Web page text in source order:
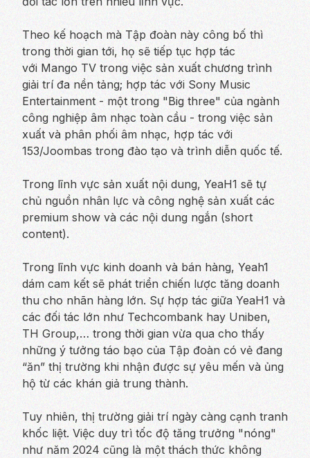
Theo kế hoạch mà Tập đoàn này công bố thì
trong thời gian tới, họ sẽ tiếp tục hợp tác
với Mango TV trong việc sản xuất chương trình
giải trí đa nền tảng; hợp tác với Sony Music
Entertainment - một trong "Big three" của ngành
công nghiệp âm nhạc toàn cầu - trong việc sản
xuất và phân phối âm nhạc, hợp tác với
153/Joombas trong đào tạo và trình diễn quốc tế.
Trong lĩnh vực sản xuất nội dung, YeaH1 sẽ tự
chủ nguồn nhân lực và công nghệ sản xuất các
premium show và các nội dung ngắn (short
content).
Trong lĩnh vực kinh doanh và bán hàng, Yeah1
dám cam kết sẽ phát triển chiến lược tăng doanh
thu cho nhãn hàng lớn. Sự hợp tác giữa YeaH1 và
các đối tác lớn như Techcombank hay Uniben,
TH Group,… trong thời gian vừa qua cho thấy
những ý tưởng táo bạo của Tập đoàn có vẻ đang
“ăn” thị trường khi nhận được sự yêu mến và ủng
hộ từ các khán giả trung thành.
Tuy nhiên, thị trường giải trí ngày càng cạnh tranh
khốc liệt. Việc duy trì tốc độ tăng trưởng "nóng"
như năm 2024 cũng là một thách thức không